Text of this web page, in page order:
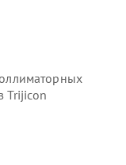
Trijicon